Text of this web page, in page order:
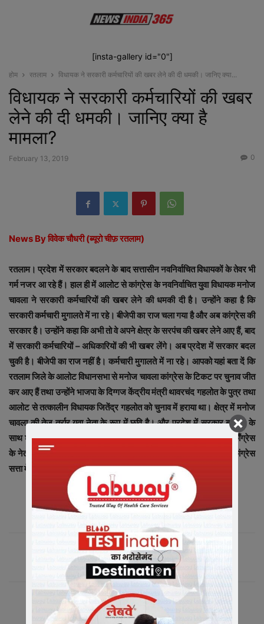
[insta-gallery id="0"]
होम रतलाम विधायक ने सरकारी कर्मचारियों की खबर लेने की दी धमकी। जानिए क्या...
विधायक ने सरकारी कर्मचारियों की खबर
लेने की दी धमकी। जानिए क्या है
मामला?
February 13, 2019 0
News By विवेक चौधरी (ब्यूरो चीफ़ रतलाम)
रतलाम। प्रदेश में सरकार बदलने के बाद सत्तासीन नवनिर्वाचित विधायकों के तेवर भी
गर्म नजर आ रहे हैं। हाल ही में आलोट से कांग्रेस के नवनिर्वाचित युवा विधायक मनोज
चावला ने सरकारी कर्मचारियों की खबर लेने की धमकी दी है। उन्होंने कहा है कि
सरकारी कर्मचारी मुगालते में ना रहे। बीजेपी का राज चला गया है और अब कांग्रेस की
सरकार है। उन्होंने कहा कि अभी तो वे अपने क्षेत्र के सरपंच की खबर लेने आए हैं, बाद
में सरकारी कर्मचारियों – अधिकारियों की भी खबर लेंगे। अब प्रदेश में सरकार बदल
चुकी है। बीजेपी का राज नहीं है। कर्मचारी मुगालते में ना रहे। आपको यहां बता दें कि
रतलाम जिले के आलोट विधानसभा से मनोज चावला कांग्रेस के टिकट पर चुनाव जीत
कर आए हैं तथा उन्होंने भाजपा के दिग्गज केंद्रीय मंत्री थावरचंद गहलोत के पुत्र तथा
आलोट से तत्कालीन विधायक जितेंद्र गहलोत को चुनाव में हराया था। क्षेत्र में मनोज
चावला की तेज तर्रार युवा नेता के रूप में छवि है। और प्रदेश में सरकार बदलने के
साथ शासकीय आयोजनों में आला अधिकारियों के साथ अब भाजपा की जगह काँग्रेस
के नेतागण नज़र आने लगे है। प्रदेश में भाजपा के 15 वर्ष के शासन के बाद कांग्रेस
सत्ता में आई है।
संबंधित लेख